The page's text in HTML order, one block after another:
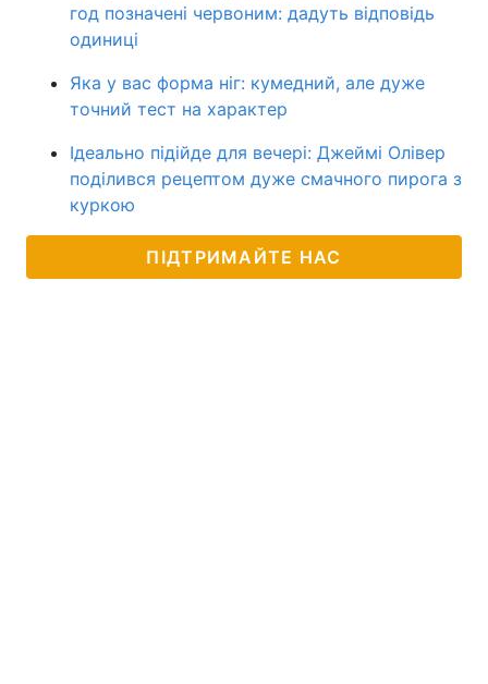
год позначені червоним: дадуть відповідь
одиниці
Яка у вас форма ніг: кумедний, але дуже
точний тест на характер
Ідеально підійде для вечері: Джеймі Олівер
поділився рецептом дуже смачного пирога з
куркою
ПІДТРИМАЙТЕ НАС